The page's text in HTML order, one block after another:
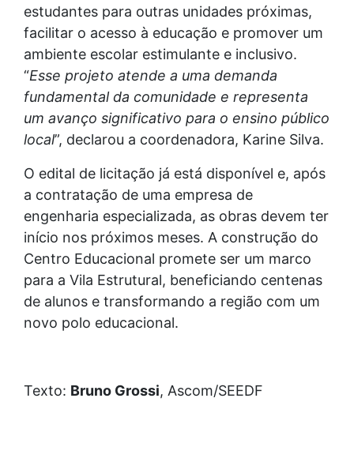
estudantes para outras unidades próximas,
facilitar o acesso à educação e promover um
ambiente escolar estimulante e inclusivo.
“Esse projeto atende a uma demanda
fundamental da comunidade e representa
um avanço significativo para o ensino público
local”, declarou a coordenadora, Karine Silva.
O edital de licitação já está disponível e, após
a contratação de uma empresa de
engenharia especializada, as obras devem ter
início nos próximos meses. A construção do
Centro Educacional promete ser um marco
para a Vila Estrutural, beneficiando centenas
de alunos e transformando a região com um
novo polo educacional.
Texto: Bruno Grossi, Ascom/SEEDF